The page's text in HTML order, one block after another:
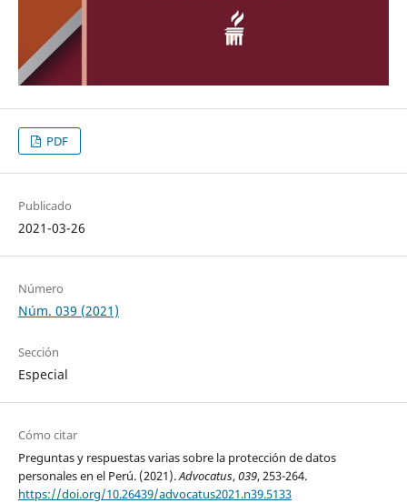
PDF
Publicado
2021-03-26
Número
Núm. 039 (2021)
Sección
Especial
Cómo citar
Preguntas y respuestas varias sobre la protección de datos
personales en el Perú. (2021).Advocatus,039, 253-264.
https://doi.org/10.26439/advocatus2021.n39.5133